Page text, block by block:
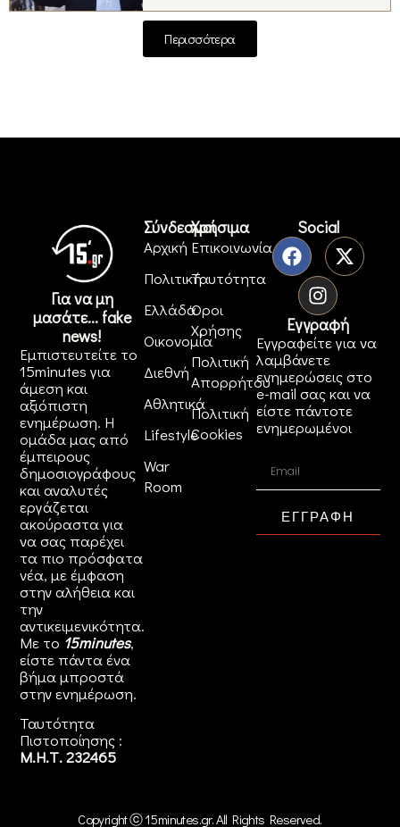
Περισσότερα
Για να μη
μασάτε... fake
news!
Εμπιστευτείτε το
15minutes για
άμεση και
αξιόπιστη
ενημέρωση. Η
ομάδα μας από
έμπειρους
δημοσιογράφους
και αναλυτές
εργάζεται
ακούραστα για
να σας παρέχει
τα πιο πρόσφατα
νέα, με έμφαση
στην αλήθεια και
την
αντικειμενικότητα.
Με το 15minutes,
είστε πάντα ένα
βήμα μπροστά
στηνενημέρωση.
Ταυτότητα
Πιστοποίησης :
Μ.Η.Τ. 232465
Σύνδεσμοι
Αρχική
Πολιτική
Ελλάδα
Οικονομία
Διεθνή
Αθλητικά
Lifestyle
War
Room
Χρήσιμα
Επικοινωνία
Ταυτότητα
Όροι
Χρήσης
Πολιτική
Απορρήτου
Πολιτική
Cookies
Social
Εγγραφή
Εγγραφείτε για να
λαμβάνετε
ενημερώσεις στο
e-mail σας και να
είστε πάντοτε
ενημερωμένοι
ΕΓΓΡΑΦΗ
Copyright ⓒ 15minutes.gr. All Rights Reserved.